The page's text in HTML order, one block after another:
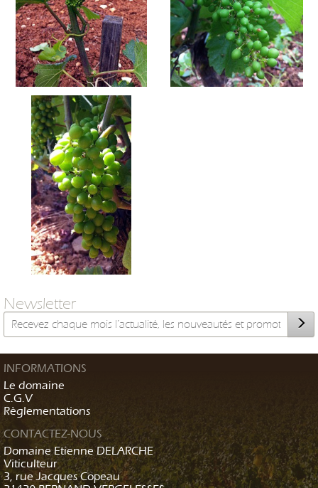
Newsletter
INFORMATIONS
Le domaine
C.G.V
Règlementations
CONTACTEZ-NOUS
Domaine Etienne DELARCHE
Viticulteur
3, rue Jacques Copeau